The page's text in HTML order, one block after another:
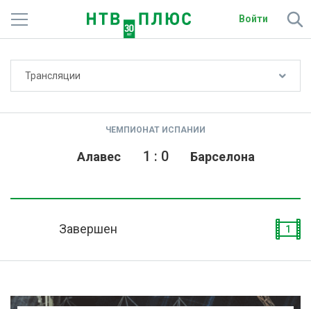
Войти
Трансляции
ЧЕМПИОНАТ ИСПАНИИ
Алавес Барселона
1 : 0
Завершен 1